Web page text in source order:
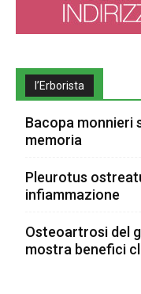
l’Erborista
Bacopa monnieri
memoria
Pleurotus
infiammazione
Osteoartrosi del
mostra benefici